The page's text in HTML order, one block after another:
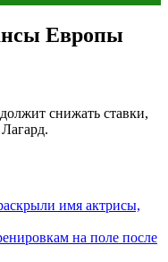
Европы
снижать ставки,
имя актрисы,
на поле после